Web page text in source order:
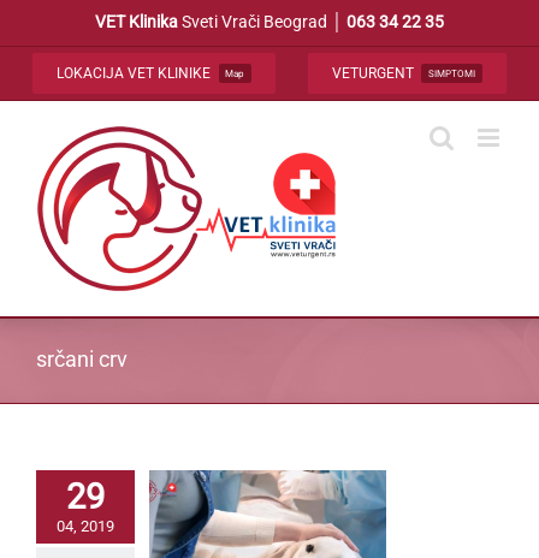
VET KlinikaSveti Vrači Beograd │ 063 34 22 35
LOKACIJA VET KLINIKE Map VETURGENT SIMPTOMI
srčani crv
29
04, 2019
Bolest srčanog crva kod